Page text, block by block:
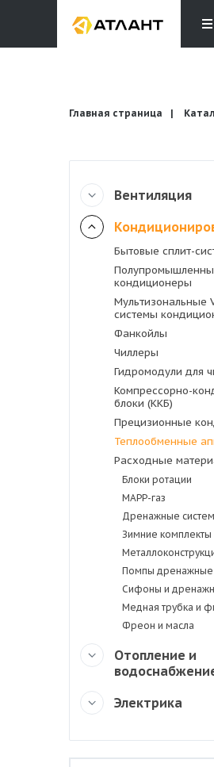
Вентиляция
Отопление и
Электрика
Главная страница
Вентиляция
Бытовые сплит-
кондиционеры
Мультизональные
системы
Фанкойлы
Чиллеры
Гидромодули для
Компрессорно-
блоки (ККБ)
Прецизионные
Теплообменные
Расходные
Блоки ротации
MAPP-газ
Дренажные
Зимние комплекты
Помпы дренажные
Сифоны и
Медная трубка и
Фреон и масла
Отопление и
Электрика